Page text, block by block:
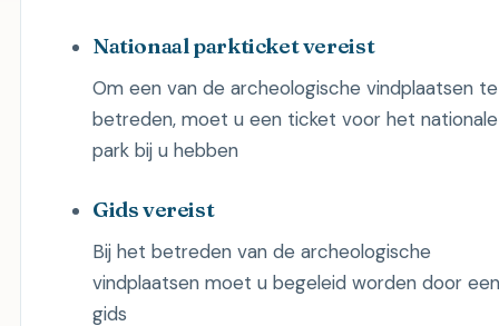
Nationaal parkticket vereist
Om een ​​van de archeologische vindplaatsen te
betreden, moet u een ticket voor het nationale
park bij u hebben
Gids vereist
Bij het betreden van de archeologische
vindplaatsen moet u begeleid worden door een
gids